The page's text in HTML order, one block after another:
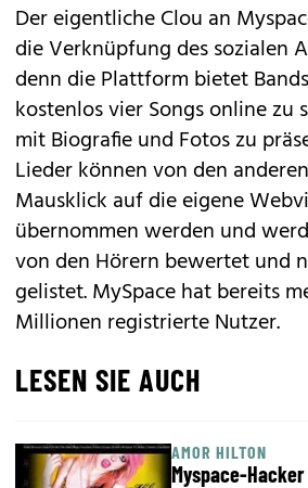
Der eigentliche Clou an
die Verknüpfung des sozialen
denn die Plattform bietet
kostenlos vier Songs online zu
mit Biografie und Fotos zu
Lieder können von den
Mausklick auf die eigene
übernommen werden und
von den Hörern bewertet und
gelistet. MySpace hat bereits
Millionen registrierte Nutzer.
LESEN SIE AUCH
AMOR HILTON
Myspace-